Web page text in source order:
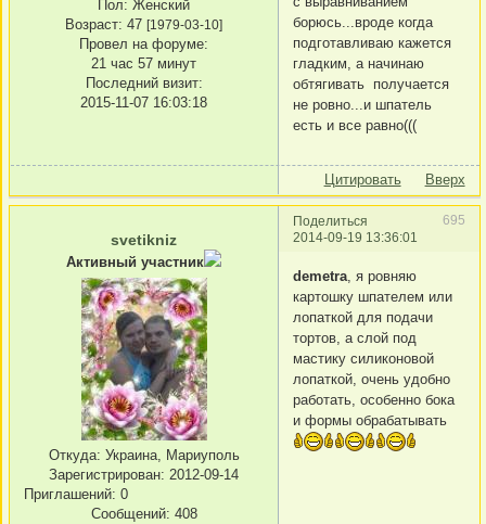
Пол: Женский
Возраст: 47 [1979-03-10]
Провел на форуме:
21 час 57 минут
Последний визит:
2015-11-07 16:03:18
борюсь...вроде когда
подготавливаю кажется
гладким, а начинаю
обтягивать получается
не ровно...и шпатель
есть и все равно(((
Цитировать Вверх
Поделиться
695
2014-09-19 13:36:01
svetikniz
Активный участник
Откуда: Украина, Мариуполь
Зарегистрирован: 2012-09-14
Приглашений: 0
Сообщений: 408
demetra , я ровняю
картошку шпателем или
лопаткой для подачи
тортов, а слой под
мастику силиконовой
лопаткой, очень удобно
работать, особенно бока
и формы обрабатывать